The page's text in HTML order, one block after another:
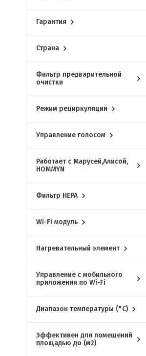
Гарантия
Страна
Фильтр предварительной
очистки
Режим рециркуляции
Управление голосом
Работает с Марусей,Алисой,
HOMMYN
Фильтр HEPA
Wi-Fi модуль
Нагревательный элемент
Управление c мобильного
приложения по Wi-Fi
Диапазон температуры (°С)
Эффективен для помещений
площадью до (м2)